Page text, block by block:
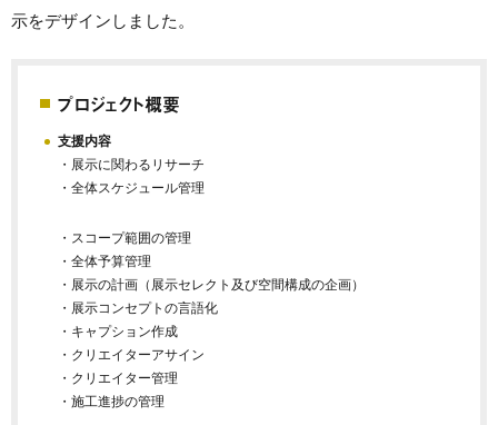
示をデザインしました。
プロジェクト概要
支援内容
・展示に関わるリサーチ
・全体スケジュール管理
・スコープ範囲の管理
・全体予算管理
・展示の計画（展示セレクト及び空間構成の企画）
・展示コンセプトの言語化
・キャプション作成
・クリエイターアサイン
・クリエイター管理
・施工進捗の管理